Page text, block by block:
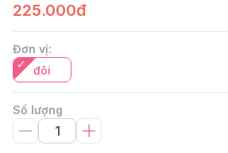
225.000đ
Đơn vị:
đôi
Số lượng